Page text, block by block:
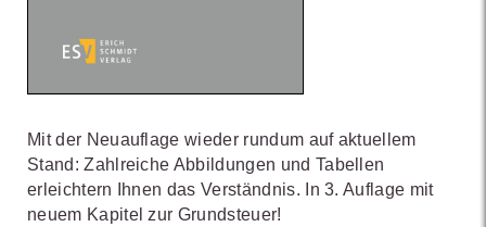
Mit der Neuauflage wieder rundum auf aktuellem
Stand: Zahlreiche Abbildungen und Tabellen
erleichtern Ihnen das Verständnis. In 3. Auflage mit
neuem Kapitel zur Grundsteuer!